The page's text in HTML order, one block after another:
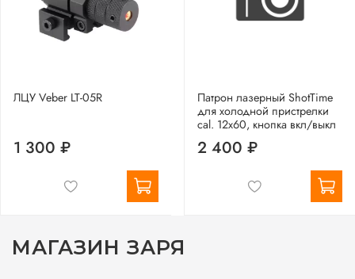
ЛЦУ Veber LT-05R
1 300 ₽
Патрон лазерный ShotTime
для холодной пристрелки
cal. 12х60, кнопка вкл/выкл
2 400 ₽
МАГАЗИН ЗАРЯ